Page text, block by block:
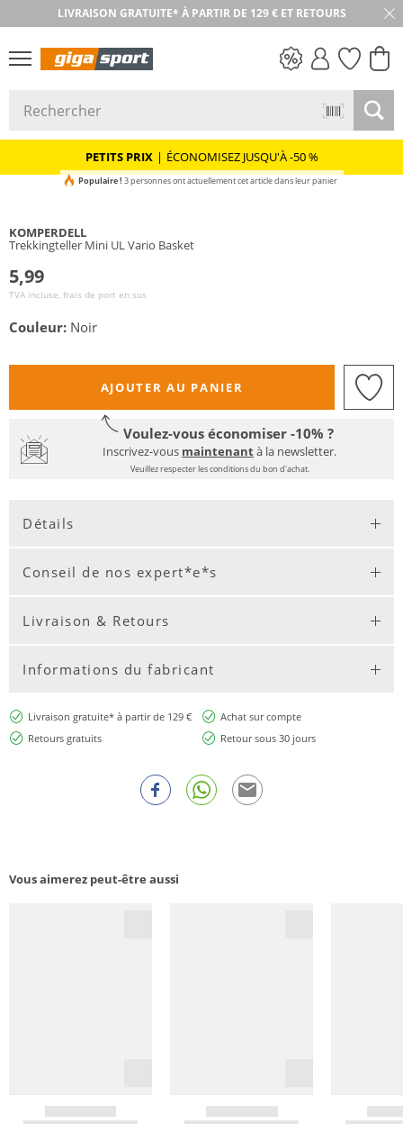
LIVRAISON GRATUITE* À PARTIR DE 129 € ET RETOURS
RETOUR SOUS 30 JOURS
PETITS PRIX | ÉCONOMISEZ JUSQU'À -50 %
Populaire ! 3 personnes ont actuellement cet article dans leur panier
KOMPERDELL
Trekkingteller Mini UL Vario Basket
5,99
TVA incluse, frais de port en sus
Couleur: Noir
AJOUTER AU PANIER
Voulez-vous économiser -10% ?
Inscrivez-vous maintenantà la newsletter.
Veuillez respecter les conditions du bon d'achat.
Détails
Conseil de nos expert*e*s
Livraison & Retours
Informations du fabricant
Livraison gratuite* à partir de 129 €
Achat sur compte
Retours gratuits
Retour sous 30 jours
Vous aimerez peut-être aussi